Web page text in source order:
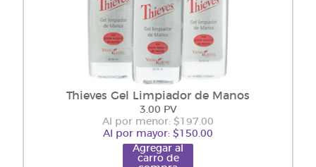
Thieves Gel Limpiador de Manos
3.00 PV
Al por menor: $197.00
Al por mayor: $150.00
Agregar al
carro de